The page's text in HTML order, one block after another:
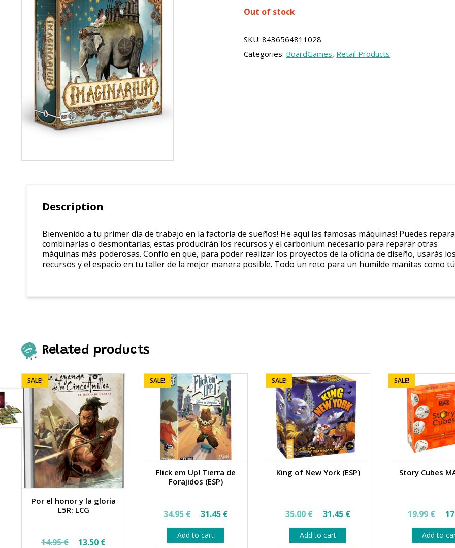
price
47.00 €.
Out of stock
SKU:8436564811028
Categories: BoardGames, Retail Products
Description
Bienvenido a tu primer día de trabajo en la factoría de sueños! He aquí las famosas máquinas! Puedes
combinarlas o desmontarlas; estas producirán los recursos y el carbonium necesario para reparar otras
máquinas más poderosas. Confío en que, para poder realizar los proyectos de la oficina de diseño, usarás los
recursos y el espacio en tu taller de la mejor manera posible. Todo un reto para un humilde manitas como
Related products
Por el honor y la gloria
L5R: LCG
SALE!
14.95€
Original
13.50 €Current
Flick em Up! Tierra de
Forajidos (ESP)
SALE!
34.95€
Original
price
was:
31.45 €Current
Add to cart
King of New York (ESP)
SALE!
35.00€
Original
price
was:
31.45 €Current
Add to cart
Story Cubes
SALE!
19.99€
Add to